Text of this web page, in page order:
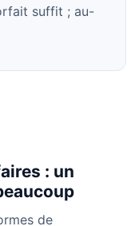
suffit ; au-
: un
de